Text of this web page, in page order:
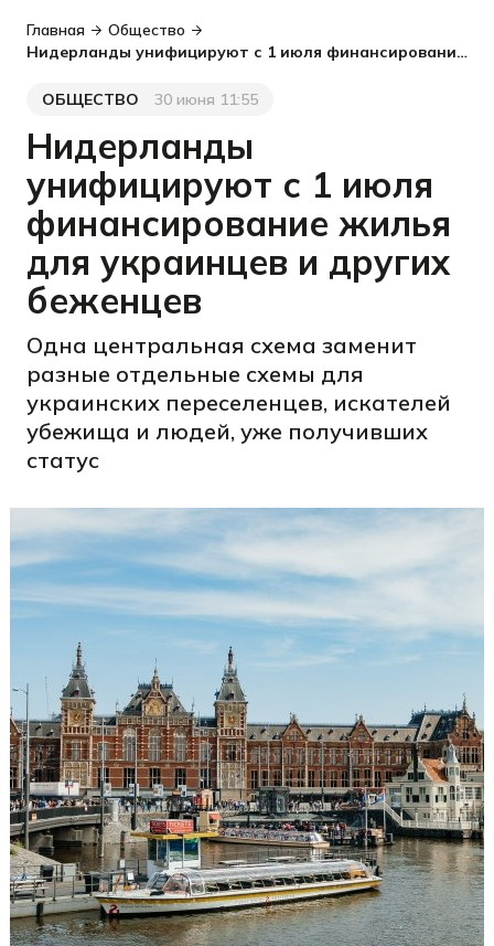
Главная
Общество
Нидерланды унифицируют с 1 июля финансирование жилья для украинцев и других беженцев
Категория
ОБЩЕСТВО
Дата публикации
30 июня 11:55
Нидерланды
унифицируют с 1 июля
финансирование жилья
для украинцев и других
беженцев
Одна центральная схема заменит
разные отдельные схемы для
украинских переселенцев, искателей
убежища и людей, уже получивших
статус